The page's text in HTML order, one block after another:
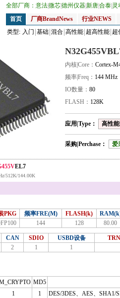
全部厂商： 意法微芯德州仪器新唐合泰 灵
首页
厂商BrandNews
行业NEWS
类型: 入门 基础 混合 高性能 超高性能 超
内核|Core： Cortex-
频率|Freq： 144 MHz
IO数量： 80
FLASH： 128K
应用|Type： 高性
采购|Perchase： 爱
EL7
512K/144.00K
PKG 频率FRE(M) FLASH(k)
144 128 80.00
CAN SDIO USBD设备
2 1 1
MD5
1 1 DES/3DES、AES、SHA1/